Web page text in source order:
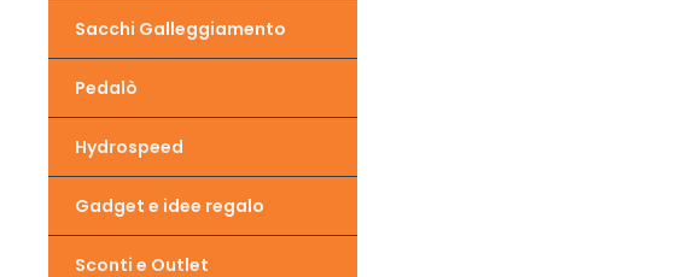
Sacchi Galleggiamento
Pedalò
Hydrospeed
Gadget e idee regalo
Sconti e Outlet